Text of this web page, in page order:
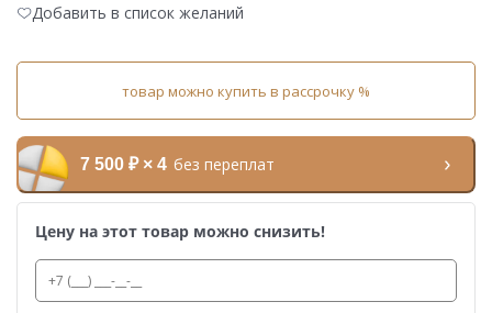
Добавить в список желаний
товар можно купить в рассрочку %
7 500 ₽ × 4 без переплат
Цену на этот товар можно снизить!